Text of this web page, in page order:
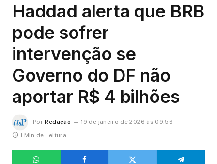
Haddad alerta que BRB
pode sofrer
intervenção se
Governo do DF não
aportar R$ 4 bilhões
Por Redação
19 de janeiro de 2026 às 09:56
1 Min de Leitura